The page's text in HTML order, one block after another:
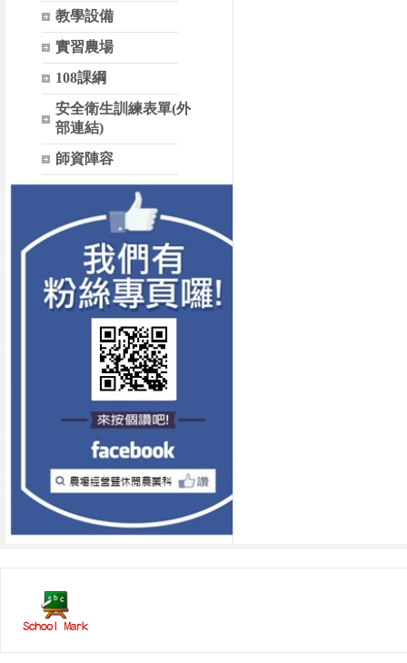
教學設備
實習農場
108課綱
安全衛生訓練表單(外
部連結)
師資陣容